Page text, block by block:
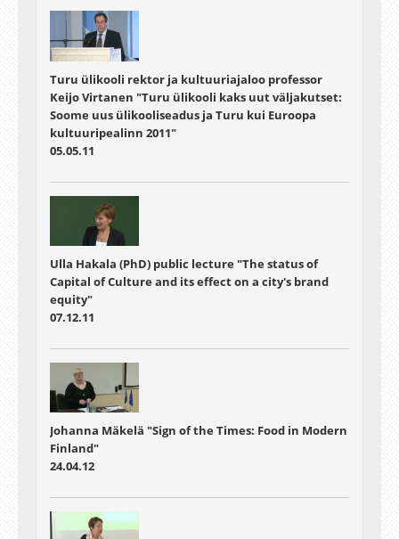
Turu ülikooli rektor ja kultuuriajaloo professor
Keijo Virtanen "Turu ülikooli kaks uut väljakutset:
Soome uus ülikooliseadus ja Turu kui Euroopa
kultuuripealinn 2011"
05.05.11
Ulla Hakala (PhD) public lecture "The status of
Capital of Culture and its effect on a city's brand
equity"
07.12.11
Johanna Mäkelä "Sign of the Times: Food in Modern
Finland"
24.04.12